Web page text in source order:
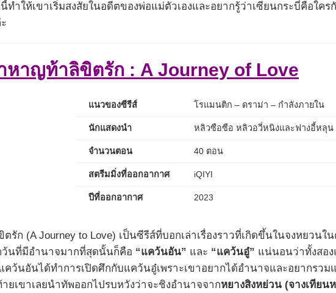
ทำให้เขาเริ่มสงสัยในอดีตของพ่อแม่ตัวเองและอยากรู้ว่าเซียนกระบี่คือใคร
หาญท้าลิขิตรัก : A Journey of Love
แนวของซีรีส์ โรแมนติก – ดราม่า – กำลังภายใน
นักแสดงนำ หลิวซือซือ หลิวอวี่หนิงและฟางอี้หลุน
จำนวนตอน 40 ตอน
สตรีมมิ่งที่ออกอากาศ iQIYI
ปีที่ออกอากาศ 2023
รัก (A Journey to Love) เป็นซีรีส์ที่บอกเล่าเรื่องราวที่เกิดขึ้นในจงหยวน
ว้นที่มีอำนาจมากที่สุดนั้นก็คือ “แคว้นอัน” และ “แคว้นอู๋” แน่นอนว่าทั้งสอ
คว้นอันได้ทำการเปิดศึกกับแคว้นอู๋เพราะเขาอยากได้อำนาจและอยากรวม
ายเขาเลยนำทัพออกไปรบหวังว่าจะชิงอำนาจจากหยางสิงหย่วน (จางเทียน